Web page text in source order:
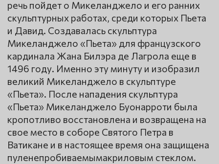
речь пойдет о Микеланджело и его ранних
скульптурных работах, среди которых Пьета
и Давид. Создавалась скульптура
Микеланджело «Пьета» для французского
кардинала Жана Билэра де Лагрола еще в
1496 году. Именно эту минуту и изобразил
великий Микеланджело в скульптуре
«Пьета». После нападения скульптура
«Пьета» Микеланджело Буонарроти была
кропотливо восстановлена и возвращена на
свое место в соборе Святого Петра в
Ватикане и в настоящее время она защищена
пуленепробиваемымакриловым стеклом.